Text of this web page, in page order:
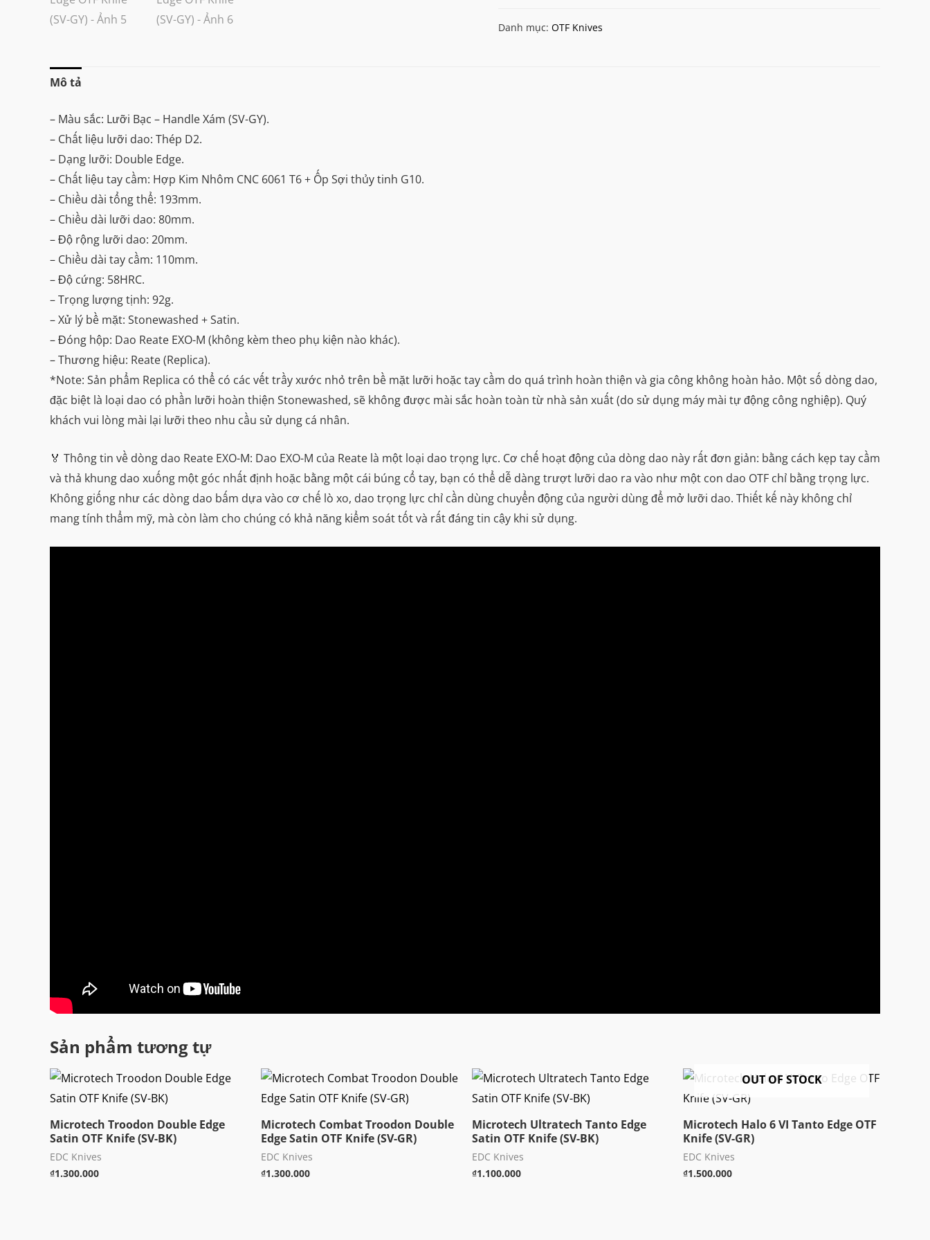
Danh mục: OTF Knives
Mô tả
– Màu sắc: Lưỡi Bạc – Handle Xám (SV-GY).
– Chất liệu lưỡi dao: Thép D2.
– Dạng lưỡi: Double Edge.
– Chất liệu tay cầm: Hợp Kim Nhôm CNC 6061 T6 + Ốp Sợi thủy tinh G10.
– Chiều dài tổng thể: 193mm.
– Chiều dài lưỡi dao: 80mm.
– Độ rộng lưỡi dao: 20mm.
– Chiều dài tay cầm: 110mm.
– Độ cứng: 58HRC.
– Trọng lượng tịnh: 92g.
– Xử lý bề mặt: Stonewashed + Satin.
– Đóng hộp: Dao Reate EXO-M (không kèm theo phụ kiện nào khác).
– Thương hiệu: Reate (Replica).
*Note: Sản phẩm Replica có thể có các vết trầy xước nhỏ trên bề mặt lưỡi hoặc tay cầm do quá trình hoàn thiện và gia công không hoàn hảo. Một số dòng dao,
đặc biệt là loại dao có phần lưỡi hoàn thiện Stonewashed, sẽ không được mài sắc hoàn toàn từ nhà sản xuất (do sử dụng máy mài tự động công nghiệp). Quý
khách vui lòng mài lại lưỡi theo nhu cầu sử dụng cá nhân.
🏅 Thông tin về dòng dao Reate EXO-M: Dao EXO-M của Reate là một loại dao trọng lực. Cơ chế hoạt động của dòng dao này rất đơn giản: bằng cách kẹp tay cầm
và thả khung dao xuống một góc nhất định hoặc bằng một cái búng cổ tay, bạn có thể dễ dàng trượt lưỡi dao ra vào như một con dao OTF chỉ bằng trọng lực.
Không giống như các dòng dao bấm dựa vào cơ chế lò xo, dao trọng lực chỉ cần dùng chuyển động của người dùng để mở lưỡi dao. Thiết kế này không chỉ
mang tính thẩm mỹ, mà còn làm cho chúng có khả năng kiểm soát tốt và rất đáng tin cậy khi sử dụng.
Sản phẩm tương tự
Microtech Troodon Double Edge
Satin OTF Knife (SV-BK)
EDC Knives
₫1.300.000
Microtech Combat Troodon Double
Edge Satin OTF Knife (SV-GR)
EDC Knives
₫1.300.000
Microtech Ultratech Tanto Edge
Satin OTF Knife (SV-BK)
EDC Knives
₫1.100.000
OUT OF STOCK
Microtech Halo 6 VI Tanto Edge OTF
Knife (SV-GR)
EDC Knives
₫1.500.000